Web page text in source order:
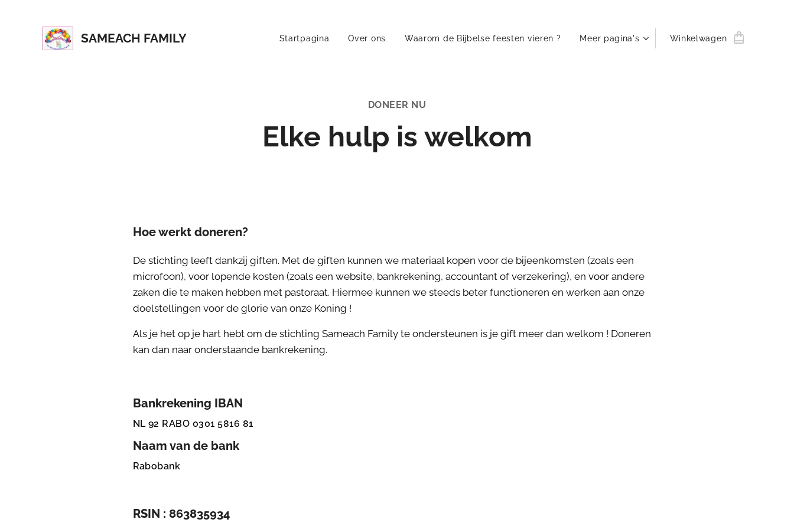
SAMEACH FAMILY Startpagina Over ons Waarom de Bijbelse feesten vieren ? Meer pagina's Winkelwagen
DONEER NU
Elke hulp is welkom
Hoe werkt doneren?
De stichting leeft dankzij giften. Met de giften kunnen we materiaal kopen voor de bijeenkomsten (zoals een
microfoon), voor lopende kosten (zoals een website, bankrekening, accountant of verzekering), en voor andere
zaken die te maken hebben met pastoraat. Hiermee kunnen we steeds beter functioneren en werken aan onze
doelstellingen voor de glorie van onze Koning !
Als je het op je hart hebt om de stichting Sameach Family te ondersteunen is je gift meer dan welkom ! Doneren
kan dan naar onderstaande bankrekening.
Bankrekening IBAN
NL 92 RABO 03015816 81
Naam van de bank
Rabobank
RSIN : 863835934